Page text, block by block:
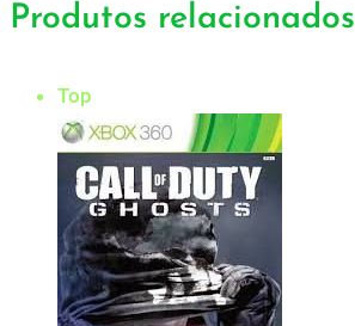
Produtos relacionados
Top